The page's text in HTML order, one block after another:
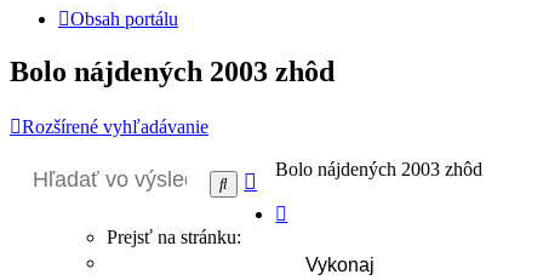
Obsah portálu
Bolo nájdených 2003 zhôd
Rozšírené vyhľadávanie
HľadaťRozšírené
vyhľadávanie
Bolo nájdených 2003 zhôd
Prejsť na stránku: